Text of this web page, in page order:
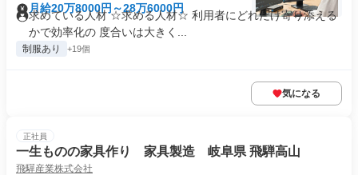
月給20万8000円～28万6000円
求めている人材 ☆求める人材☆ 利用者にどれだけ寄り添える
かで効率化の 度合いは大きく...
制服あり +19個
気になる
正社員
一生ものの家具作り 家具製造 岐阜県 飛騨高山
飛驒産業株式会社